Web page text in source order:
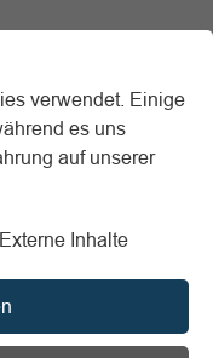
verwendet. Einige
es uns
auf unserer
Externe Inhalte
Sponsoring